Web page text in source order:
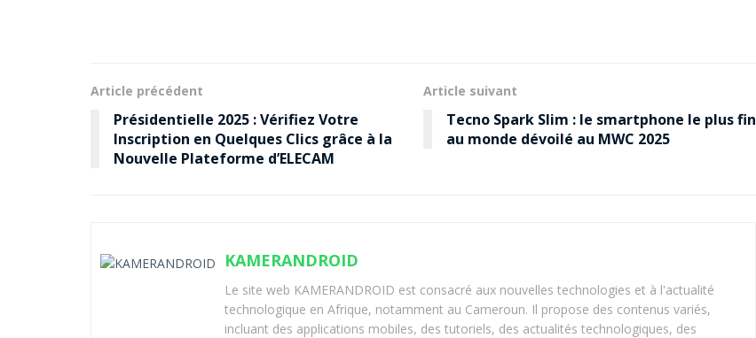
Article précédent
Présidentielle 2025 : Vérifiez Votre
Inscription en Quelques Clics grâce à la
Nouvelle Plateforme d’ELECAM
Article suivant
Tecno Spark Slim : le smartphone le plus fin
au monde dévoilé au MWC 2025
KAMERANDROID
Le site web KAMERANDROID est consacré aux nouvelles technologies et à l'actualité
technologique en Afrique, notamment au Cameroun. Il propose des contenus variés,
incluant des applications mobiles, des tutoriels, des actualités technologiques, des